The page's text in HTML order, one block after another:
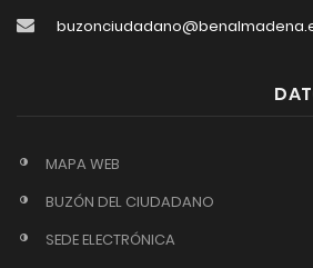
MAPA WEB
BUZÓN DEL CIUDADANO
SEDE ELECTRÓNICA